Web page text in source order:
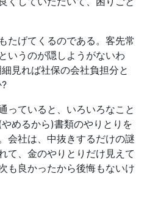
たげてくるのである。客先常
いうのが隠しようがないわ
見れば社保の会社負担分と
っていると、いろいろなこと
めるから)書類のやりとりを
会社は、中抜きするだけの謎
て、金のやりとりだけ見えて
も良かったから後悔もないけ